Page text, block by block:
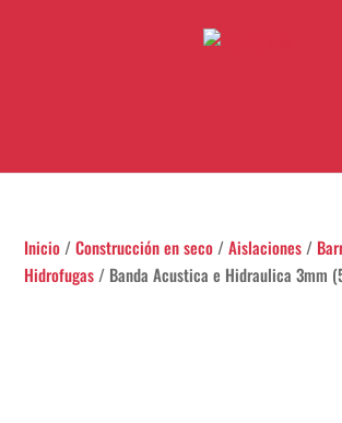
Inicio /Construcción en seco /Aislaciones /
Hidrofugas / Banda Acustica e Hidraulica 3mm